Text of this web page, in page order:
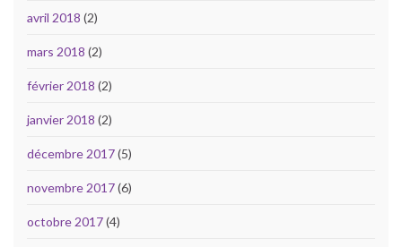
avril 2018 (2)
mars 2018 (2)
février 2018 (2)
janvier 2018 (2)
décembre 2017(5)
novembre 2017(6)
octobre 2017(4)